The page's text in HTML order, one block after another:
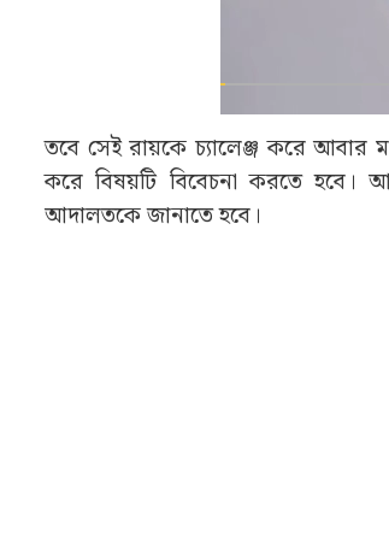
তবে সেই রায়কে চ্যালেঞ্জ করে আবার
করে বিষয়টি বিবেচনা করতে হবে।
আদালতকে জানাতে হবে।